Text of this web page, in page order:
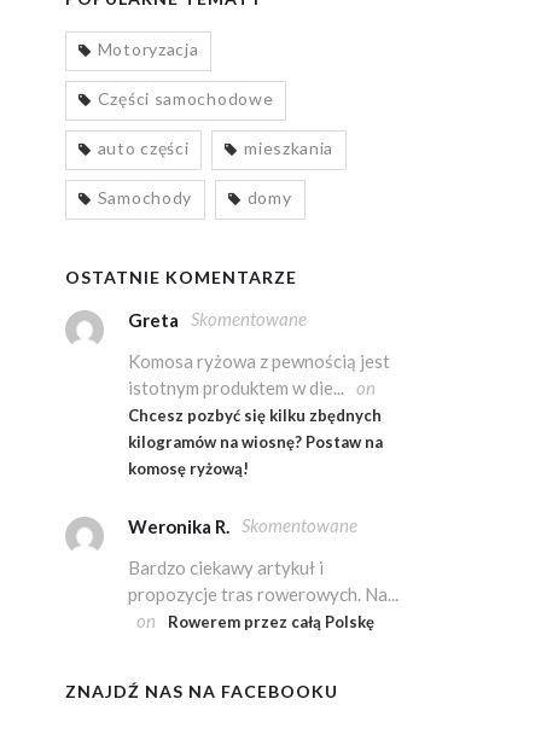
Motoryzacja
Części samochodowe
auto części mieszkania
Samochody domy
OSTATNIE KOMENTARZE
Greta
Skomentowane
Komosa ryżowa z pewnością jest
istotnym produktem w die... on
Chcesz pozbyć się kilku zbędnych
kilogramów na wiosnę? Postaw na
komosę ryżową!
Weronika R. Skomentowane
Bardzo ciekawy artykuł i
propozycje tras rowerowych. Na...
on
Rowerem przez całą Polskę
ZNAJDŹ NAS NA FACEBOOKU